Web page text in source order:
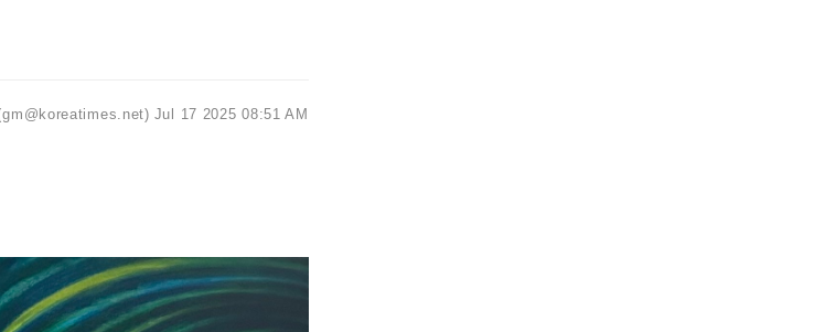
Jul 17 2025 08:51 AM